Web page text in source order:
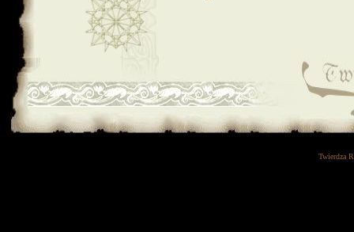
Twierdza